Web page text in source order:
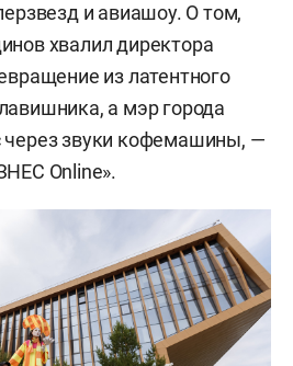
и авиашоу. О том,
хвалил директора
из латентного
а мэр города
через звуки кофемашины, —
Online».